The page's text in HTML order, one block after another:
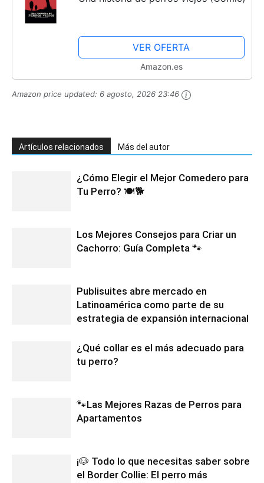
VER OFERTA
Amazon.es
Amazon price updated: 6 agosto, 2026 23:46
Artículos relacionados Más del autor
¿Cómo Elegir el Mejor Comedero para
Tu Perro? 🍽️🐕
Los Mejores Consejos para Criar un
Cachorro: Guía Completa 🐾
Publisuites abre mercado en
Latinoamérica como parte de su
estrategia de expansión internacional
¿Qué collar es el más adecuado para
tu perro?
🐾Las Mejores Razas de Perros para
Apartamentos
¡🐶 Todo lo que necesitas saber sobre
el Border Collie: El perro más